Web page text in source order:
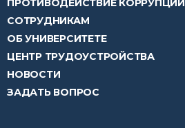
ПРОТИВОДЕЙСТВИЕ КОРРУПЦИИ
СОТРУДНИКАМ
ОБ УНИВЕРСИТЕТЕ
ЦЕНТР ТРУДОУСТРОЙСТВА
НОВОСТИ
ЗАДАТЬ ВОПРОС